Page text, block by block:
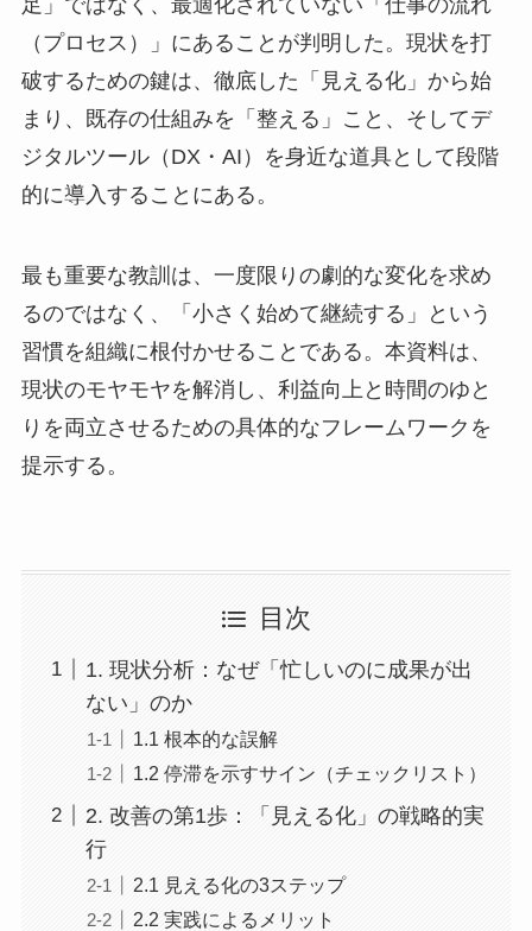
足」ではなく、最適化されていない「仕事の流れ
（プロセス）」にあることが判明した。現状を打
破するための鍵は、徹底した「見える化」から始
まり、既存の仕組みを「整える」こと、そしてデ
ジタルツール（DX・AI）を身近な道具として段階
的に導入することにある。
最も重要な教訓は、一度限りの劇的な変化を求め
るのではなく、「小さく始めて継続する」という
習慣を組織に根付かせることである。本資料は、
現状のモヤモヤを解消し、利益向上と時間のゆと
りを両立させるための具体的なフレームワークを
提示する。
目次
1. 現状分析：なぜ「忙しいのに成果が出
ない」のか
1.1 根本的な誤解
1.2 停滞を示すサイン（チェックリスト）
2. 改善の第1歩：「見える化」の戦略的実
行
2.1 見える化の3ステップ
2.2 実践によるメリット